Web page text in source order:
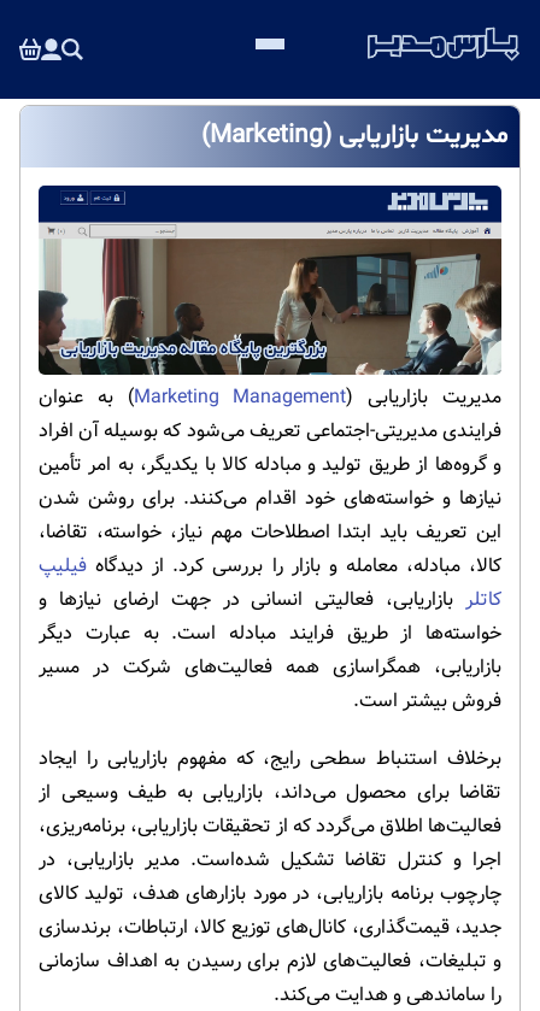
مدیریت بازاریابی (Marketing)
مدیریت بازاریابی (Marketing Management) به عنوان
فرایندی مدیریتی-اجتماعی تعریف می‌شود که بوسیله آن افراد
و گروه‌ها از طریق تولید و مبادله کالا با یکدیگر، به امر تأمین
نیازها و خواسته‌های خود اقدام می‌کنند. برای روشن شدن
این تعریف باید ابتدا اصطلاحات مهم نیاز، خواسته، تقاضا،
کالا، مبادله، معامله و بازار را بررسی کرد. از دیدگاه فیلیپ
کاتلر بازاریابی، فعالیتی انسانی در جهت ارضای نیازها و
خواسته‌ها از طریق فرایند مبادله است. به عبارت دیگر
بازاریابی، همگراسازی ‌همه ‌فعالیت‌های ‌شرکت ‌در ‌مسیر
‌فروش ‌بیشتر است.
برخلاف استنباط سطحی رایج، که مفهوم بازاریابی را ایجاد
تقاضا برای محصول می‌داند، بازاریابی به طیف وسیعی از
فعالیت‌ها اطلاق می‌گردد که از تحقیقات بازاریابی، برنامه‌ریزی،
اجرا و کنترل تقاضا تشکیل شده‌است. مدیر بازاریابی، در
چارچوب برنامه بازاریابی، در مورد بازارهای هدف، تولید کالای
جدید، قیمت‌گذاری، کانال‌های توزیع کالا، ارتباطات، برندسازی
و تبلیغات، فعالیت‌های لازم برای رسیدن به اهداف سازمانی
را ساماندهی و هدایت می‌کند.